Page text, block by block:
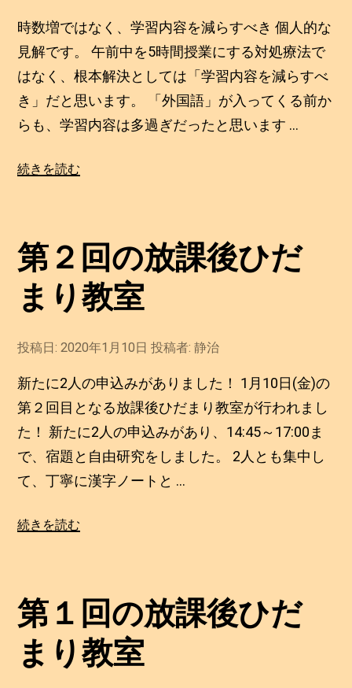
2
0
年
月
日
時数増ではなく、学習内容を減らすべき 個人的な
見解です。 午前中を5時間授業にする対処療法で
はなく、根本解決としては「学習内容を減らすべ
き」だと思います。 「外国語」が入ってくる前か
らも、学習内容は多過ぎだったと思います …
“学
を
ら
べ
の
続きを読む
第２回の放課後ひだ
まり教室
投稿日:2020年1月10日 2
2
0
年
1
月
1
0
日
投稿者:静治
新たに2人の申込みがありました！ 1月10日(金)の
第２回目となる放課後ひだまり教室が行われまし
た！ 新たに2人の申込みがあり、14:45～17:00ま
で、宿題と自由研究をしました。 2人とも集中し
て、丁寧に漢字ノートと …
“第
放
後
続きを読む
第１回の放課後ひだ
まり教室